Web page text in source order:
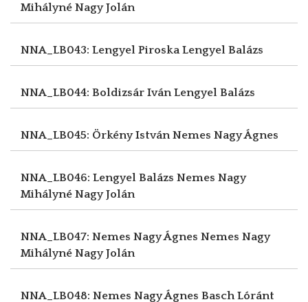
Mihályné Nagy Jolán
NNA_LB043: Lengyel PiroskaLengyel Balázs
NNA_LB044: Boldizsár IvánLengyel Balázs
NNA_LB045: Örkény IstvánNemes Nagy Ágnes
NNA_LB046: Lengyel Balázs Nemes Nagy
Mihályné Nagy Jolán
NNA_LB047: Nemes Nagy Ágnes Nemes Nagy
Mihályné Nagy Jolán
NNA_LB048: Nemes Nagy Ágnes Basch Lóránt